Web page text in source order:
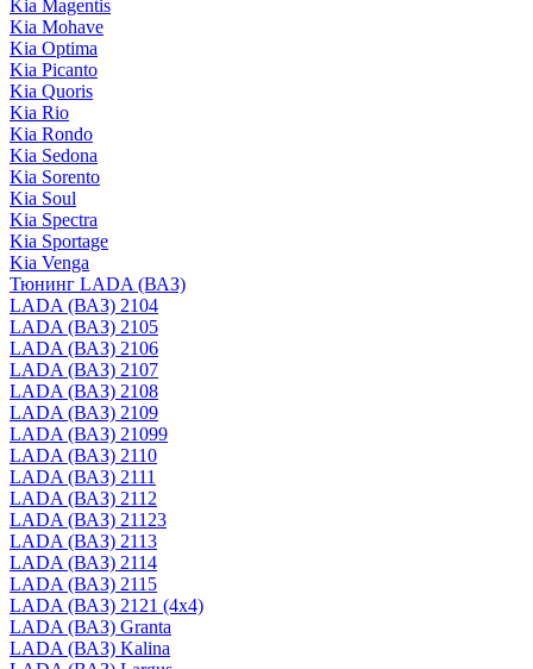
Kia Magentis
Kia Mohave
Kia Optima
Kia Picanto
Kia Quoris
Kia Rio
Kia Rondo
Kia Sedona
Kia Sorento
Kia Soul
Kia Spectra
Kia Sportage
Kia Venga
Тюнинг LADA (ВАЗ)
LADA (ВАЗ) 2104
LADA (ВАЗ) 2105
LADA (ВАЗ) 2106
LADA (ВАЗ) 2107
LADA (ВАЗ) 2108
LADA (ВАЗ) 2109
LADA (ВАЗ) 21099
LADA (ВАЗ) 2110
LADA (ВАЗ) 2111
LADA (ВАЗ) 2112
LADA (ВАЗ) 21123
LADA (ВАЗ) 2113
LADA (ВАЗ) 2114
LADA (ВАЗ) 2115
LADA (ВАЗ) 2121 (4x4)
LADA (ВАЗ) Granta
LADA (ВАЗ) Kalina